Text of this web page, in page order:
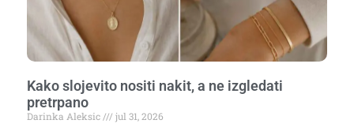
Kako slojevito nositi nakit, a ne izgledati
pretrpano
Darinka Aleksic jul 31, 2026